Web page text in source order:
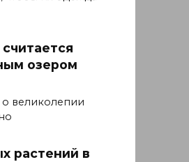
озером
великолепии
растений в